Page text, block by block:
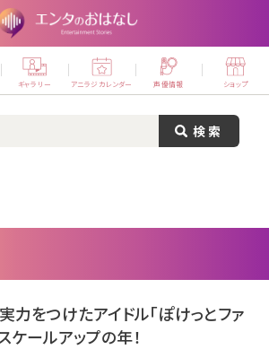
ギャラリー アニラジカレンダー 声優情報 ショップ
力をつけたアイドル「ぽけっとファ
ケールアップの年！